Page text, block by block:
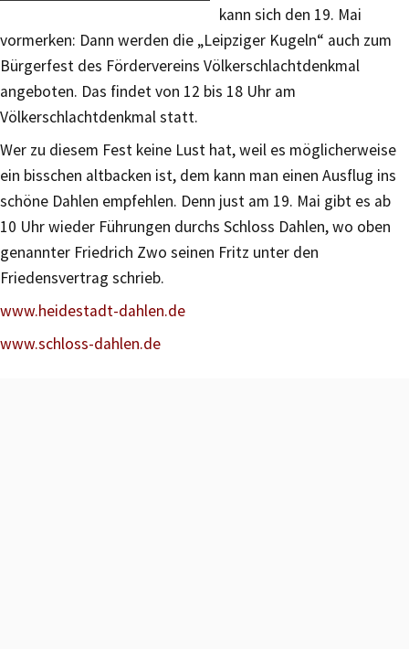
kann sich den 19. Mai
vormerken: Dann werden die „Leipziger Kugeln“ auch zum
Bürgerfest des Fördervereins Völkerschlachtdenkmal
angeboten. Das findet von 12 bis 18 Uhr am
Völkerschlachtdenkmal statt.
Wer zu diesem Fest keine Lust hat, weil es möglicherweise
ein bisschen altbacken ist, dem kann man einen Ausflug ins
schöne Dahlen empfehlen. Denn just am 19. Mai gibt es ab
10 Uhr wieder Führungen durchs Schloss Dahlen, wo oben
genannter Friedrich Zwo seinen Fritz unter den
Friedensvertrag schrieb.
www.heidestadt-dahlen.de
www.schloss-dahlen.de